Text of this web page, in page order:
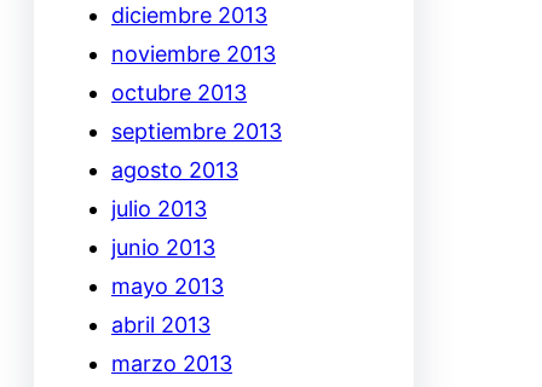
diciembre 2013
noviembre 2013
octubre 2013
septiembre 2013
agosto 2013
julio 2013
junio 2013
mayo 2013
abril 2013
marzo 2013